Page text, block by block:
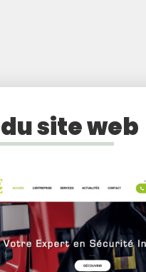
site web